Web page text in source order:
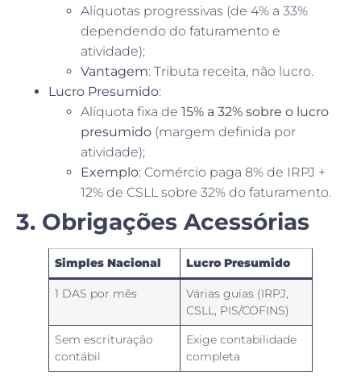
Alíquotas progressivas (de 4% a 33%
dependendo do faturamento e
atividade);
Vantagem: Tributa receita, não lucro.
Lucro Presumido:
Alíquota fixa de 15% a 32% sobre o lucro
presumido (margem definida por
atividade);
Exemplo: Comércio paga 8% de IRPJ +
12% de CSLL sobre 32% do faturamento.
3. Obrigações Acessórias
Simples Nacional Lucro Presumido
1 DAS por mês
Várias guias (IRPJ,
CSLL, PIS/COFINS)
Sem escrituração
contábil
Exige contabilidade
completa